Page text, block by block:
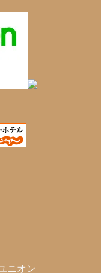
ニオン